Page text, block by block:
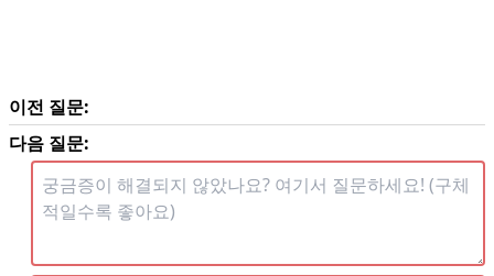
이전 질문:
다음 질문: